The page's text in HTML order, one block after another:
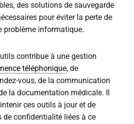
des solutions de sauvegarde
pour éviter la perte de
problème informatique.
contribue à une gestion
téléphonique, de
vous, de la communication
la documentation médicale. Il
ces outils à jour et de
de confidentialité liées à ce